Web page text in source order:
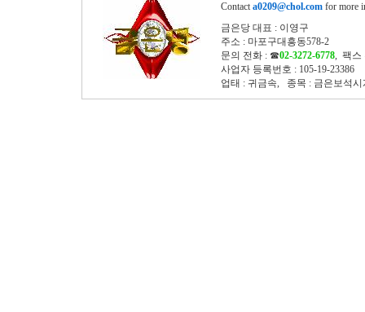
Contact a0209@chol.com for more
금은당 대표 : 이영구
주소 : 마포구대흥동578-2
문의 전화 : ☎02-3272-6778, 팩스
사업자 등록번호 : 105-19-23386
업태 : 귀금속, 종목 : 금은보석시